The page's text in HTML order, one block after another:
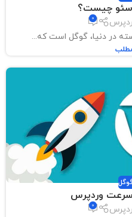
سئو چیست؟
0
در دنیا، گوگل است که...
وردپرس
0